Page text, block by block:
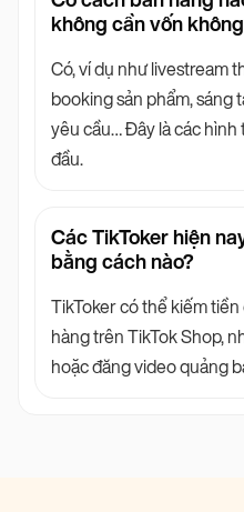
không cần vốn
Có, ví dụ như livestream
booking sản phẩm, sáng
yêu cầu… Đây là các
đầu.
Các TikToker hiện
bằng cách nào?
TikToker có thể kiếm
hàng trên TikTok Shop,
hoặc đăng video quảng